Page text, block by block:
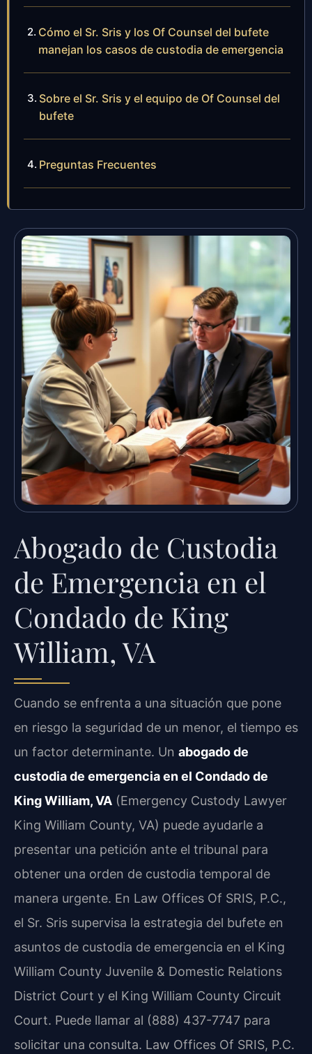
Cómo el Sr. Sris y los Of Counsel del bufete
manejan los casos de custodia de emergencia
Sobre el Sr. Sris y el equipo de Of Counsel del
bufete
Preguntas Frecuentes
Abogado de Custodia
de Emergencia en el
Condado de King
William, VA
Cuando se enfrenta a una situación que pone
en riesgo la seguridad de un menor, el tiempo es
un factor determinante. Un abogado de
custodia de emergencia en el Condado de
King William, VA (Emergency Custody Lawyer
King William County, VA) puede ayudarle a
presentar una petición ante el tribunal para
obtener una orden de custodia temporal de
manera urgente. En Law Offices Of SRIS, P.C.,
el Sr. Sris supervisa la estrategia del bufete en
asuntos de custodia de emergencia en el King
William County Juvenile & Domestic Relations
District Court y el King William County Circuit
Court. Puede llamar al (888) 437-7747 para
solicitar una consulta. Law Offices Of SRIS, P.C.